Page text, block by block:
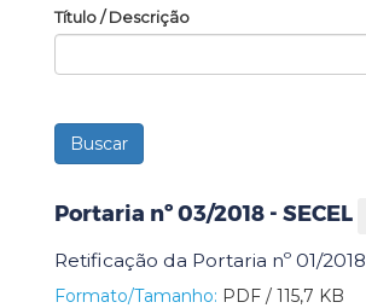
Título / Descrição
Portaria nº 03/2018 - SECEL
Retificação da Portaria nº 01/2018
Formato/Tamanho: PDF / 115,7 KB